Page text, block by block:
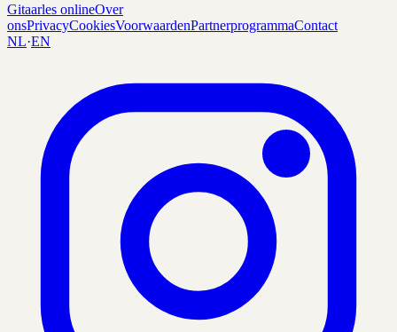
Gitaarles onlineOver
onsPrivacyCookiesVoorwaardenPartnerprogrammaContact
NL·EN